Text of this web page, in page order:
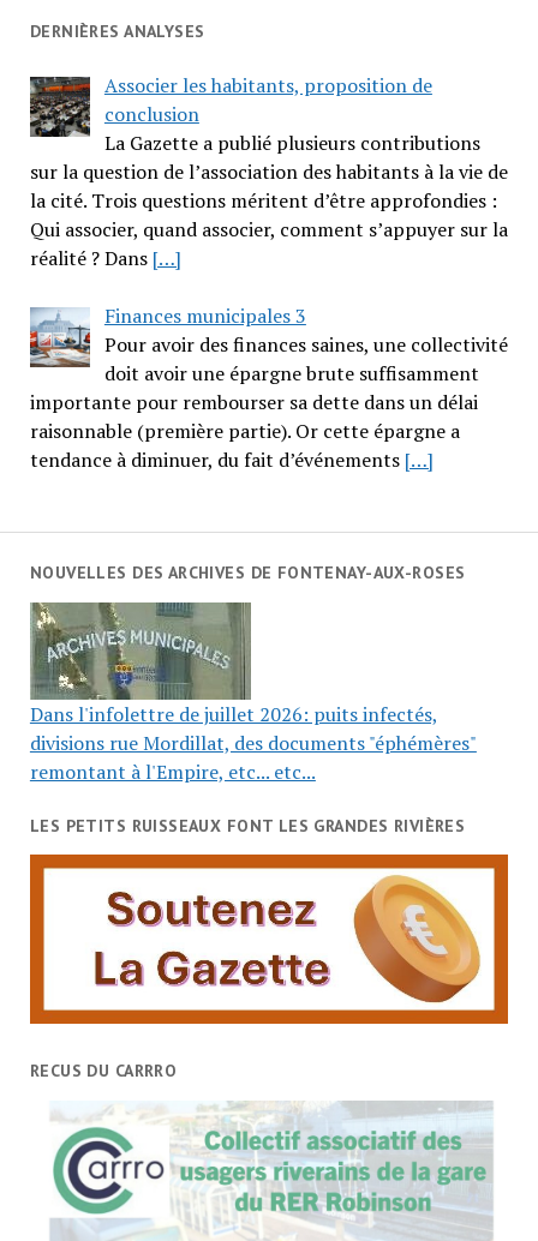
DERNIÈRES ANALYSES
Associer les habitants, proposition de
conclusion
La Gazette a publié plusieurs contributions
sur la question de l’association des habitants à la vie de
la cité. Trois questions méritent d’être approfondies :
Qui associer, quand associer, comment s’appuyer sur la
réalité ? Dans […]
Finances municipales 3
Pour avoir des finances saines, une collectivité
doit avoir une épargne brute suffisamment
importante pour rembourser sa dette dans un délai
raisonnable (première partie). Or cette épargne a
tendance à diminuer, du fait d’événements […]
NOUVELLES DES ARCHIVES DE FONTENAY-AUX-ROSES
Dans l'infolettre de juillet 2026: puits infectés,
divisions rue Mordillat, des documents "éphémères"
remontant à l'Empire, etc... etc...
LES PETITS RUISSEAUX FONT LES GRANDES RIVIÈRES
RECUS DU CARRRO